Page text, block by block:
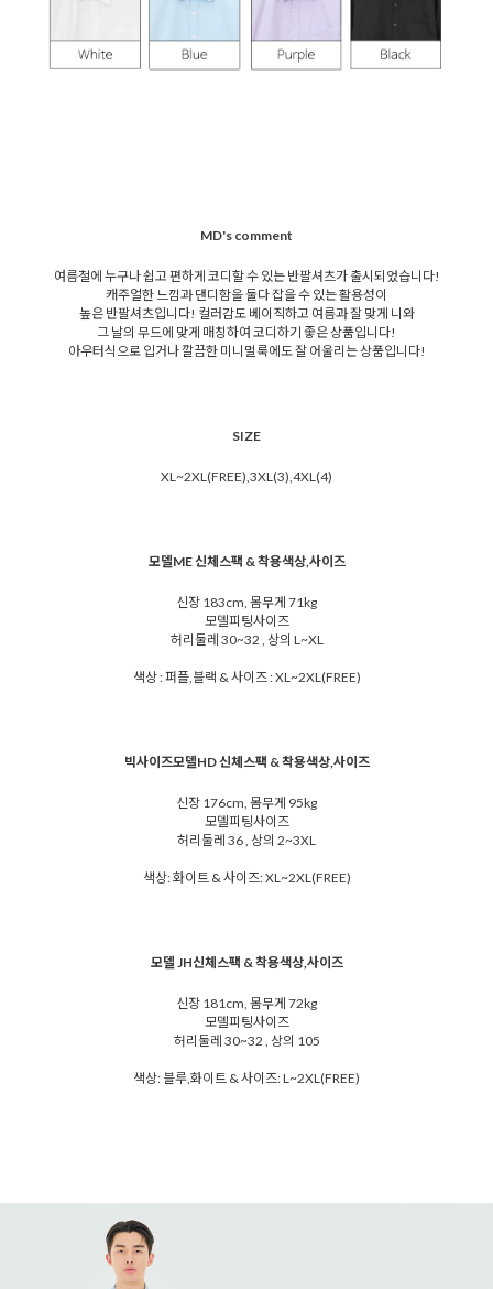
MD's comment
여름철에 누구나 쉽고 편하게 코디할 수 있는 반팔셔츠가 출시되었습니다!
캐주얼한 느낌과 댄디함을 둘다 잡을 수 있는 활용성이
높은 반팔셔츠입니다! 컬러감도 베이직하고 여름과 잘 맞게 니와
그 날의 무드에 맞게 매칭하여 코디하기 좋은 상품입니다!
아우터식으로 입거나 깔끔한 미니멀룩에도 잘 어울리는 상품입니다!
SIZE
XL~2XL(FREE),3XL(3),4XL(4)
모델ME 신체스팩 & 착용색상,사이즈
신장 183cm, 몸무게 71kg
모델피팅사이즈
허리둘레 30~32 , 상의 L~XL
색상 : 퍼플,블랙 & 사이즈 : XL~2XL(FREE)
빅사이즈모델HD 신체스팩 & 착용색상,사이즈
신장 176cm, 몸무게 95kg
모델피팅사이즈
허리둘레 36 , 상의 2~3XL
색상: 화이트 & 사이즈: XL~2XL(FREE)
모델 JH신체스팩 & 착용색상,사이즈
신장 181cm, 몸무게 72kg
모델피팅사이즈
허리둘레 30~32 , 상의 105
색상: 블루,화이트 & 사이즈: L~2XL(FREE)